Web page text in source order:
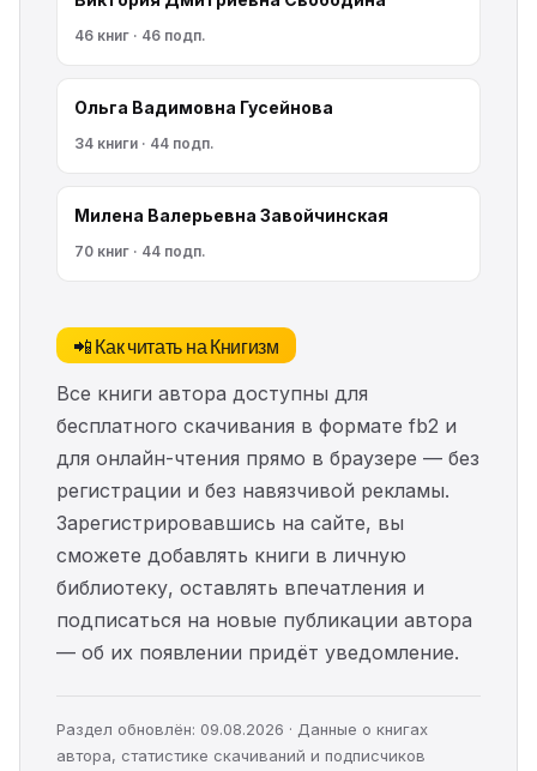
46 книг · 46 подп.
Ольга Вадимовна Гусейнова
34 книги · 44 подп.
Милена Валерьевна Завойчинская
70 книг · 44 подп.
📲 Как читать на Книгизм
Все книги автора доступны для
бесплатного скачивания в формате fb2 и
для онлайн-чтения прямо в браузере — без
регистрации и без навязчивой рекламы.
Зарегистрировавшись на сайте, вы
сможете добавлять книги в личную
библиотеку, оставлять впечатления и
подписаться на новые публикации автора
— об их появлении придёт уведомление.
Раздел обновлён: 09.08.2026 · Данные о книгах
автора, статистике скачиваний и подписчиков